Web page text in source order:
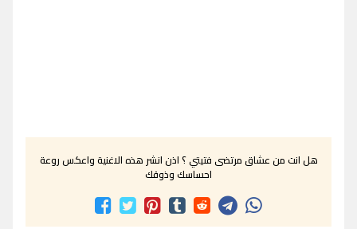
هل انت من عشاق مرتضى فتيتي ؟ اذن انشر هذه الاغنية واعكس روعة
احساسك وذوقك